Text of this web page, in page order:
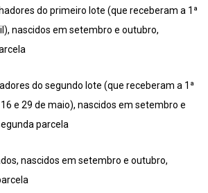
do primeiro lote (que receberam a 1ª
nascidos em setembro e outubro,
do segundo lote (que receberam a 1ª
e 29 de maio), nascidos em setembro e
parcela
nascidos em setembro e outubro,